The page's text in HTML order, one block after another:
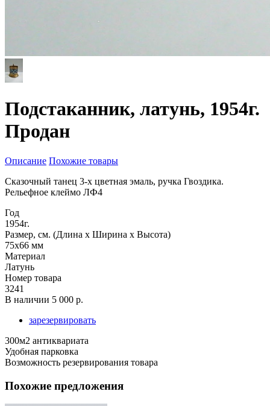
Подстаканник, латунь, 1954г.
Продан
Описание Похожие товары
Сказочный танец 3-х цветная эмаль, ручка Гвоздика.
Рельефное клеймо ЛФ4
Год
1954г.
Размер, см. (Длина х Ширина х Высота)
75х66 мм
Материал
Латунь
Номер товара
3241
В наличии 5 000 р.
зарезервировать
300м2 антиквариата
Удобная парковка
Возможность резервирования товара
Похожие предложения